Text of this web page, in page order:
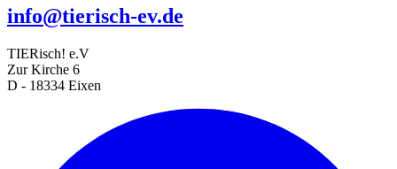
info@tierisch-ev.de
TIERisch! e.V
Zur Kirche 6
D - 18334 Eixen